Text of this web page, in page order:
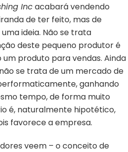
Incacabará vendendo
de ter feito, mas de
ideia. Não se trata
deste pequeno produtor é
produto para vendas. Ainda
se trata de um mercado de
ganhando
tempo, de forma muito
é, naturalmente hipotético,
favorece a empresa.
veem – o conceito de